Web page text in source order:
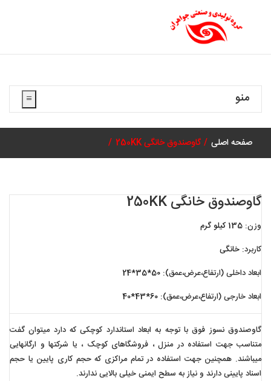
منو
صفحه اصلی گاوصندوق خانگی 250KK
گاوصندوق خانگی 250KK
وزن: 135 کیلو گرم
کاربرد: خانگی
ابعاد داخلی (ارتفاع،عرض،عمق): 50*35*24
ابعاد خارجی (ارتفاع،عرض،عمق): 60*43*40
گاوصندوق نسوز فوق با توجه به ابعاد استاندارد کوچکی که دارد میتوان گفت
متناسب جهت استفاده در منزل ، فروشگاهای کوچک ، یا شرکتها و ارگانهایی
میباشند. همچنین جهت استفاده در تمام مراکزی که حجم کاری پایین یا حجم
اسناد پایینی دارند و نیاز به سطح ایمنی خیلی بالایی ندارند.